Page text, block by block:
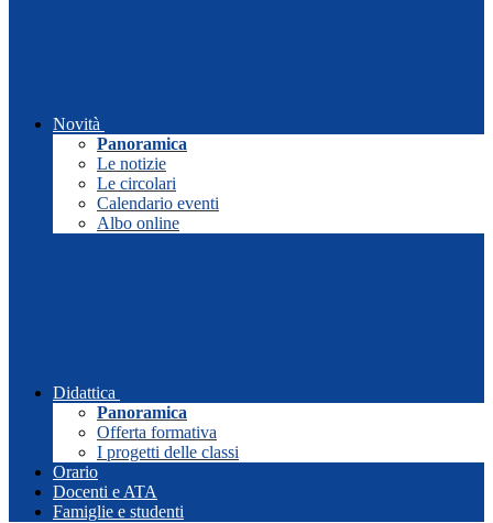
Novità
Panoramica
Le notizie
Le circolari
Calendario eventi
Albo online
Didattica
Panoramica
Offerta formativa
I progetti delle classi
Orario
Docenti e ATA
Famiglie e studenti